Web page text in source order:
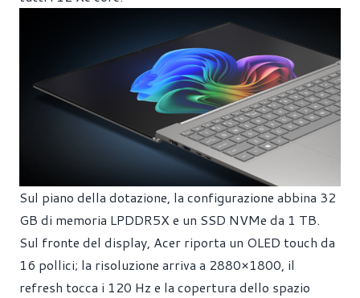
Sul piano della dotazione, la configurazione abbina 32
GB di memoria LPDDR5X e un SSD NVMe da 1 TB.
Sul fronte del display, Acer riporta un OLED touch da
16 pollici; la risoluzione arriva a 2880×1800, il
refresh tocca i 120 Hz e la copertura dello spazio